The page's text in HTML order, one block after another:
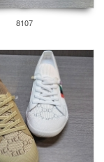
8107